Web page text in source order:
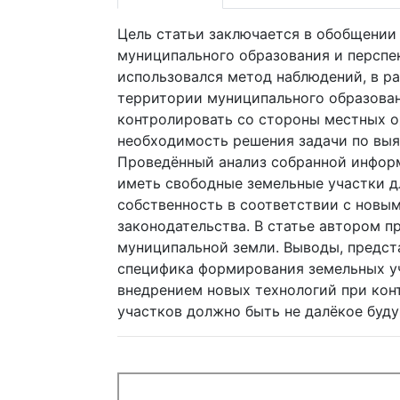
Цель статьи заключается в
муниципального образования и
использовался метод наблюдений, в
территории муниципального
контролировать со стороны местных
необходимость решения задачи по
Проведённый анализ собранной
иметь свободные земельные участки
собственность в соответствии с
законодательства. В статье автором
муниципальной земли. Выводы,
специфика формирования земельных
внедрением новых технологий при
участков должно быть не далёкое